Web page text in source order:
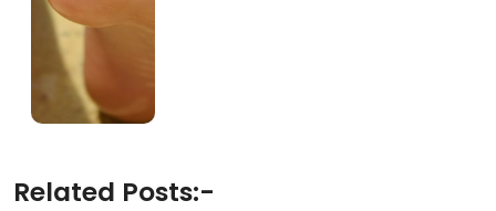
Related Posts:-